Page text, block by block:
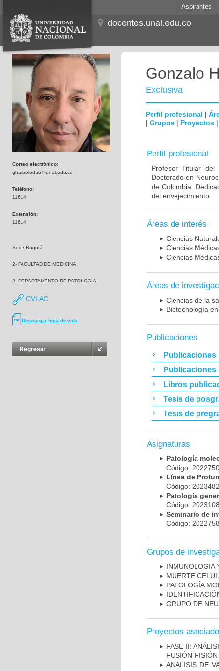
Aspirantes
docentes.unal.edu.co
Correo electrónico:
gharboledab@unal.edu.co
Teléfono:
11614
Extensión:
11614
Sede Bogotá
2- FACULTAD DE MEDICINA
2- DEPARTAMENTO DE PATOLOGÍA
CVLAC
Descargar hoja de vida
Regresar
Gonzalo
Exclusiva
Perfil profesional |
| Grupos | Proyectos
Perfil profesional
Profesor Titular
Doctorado en
de Colombia.
del envejecimiento.
Áreas de interés
Ciencias
Ciencias
Ciencias
Áreas de
Ciencias de la
Biotecnología
Publicaciones
Publicaciones
Publicaciones
Libros
Tesis de
Tesis de
Asignaturas
Patología
Código:
Línea de
Código:
Patología
Código:
Seminario de
Código:
Grupos de
INMUNOLOGÍA
MUERTE
PATOLOGÍA
GRUPO DE
Proyectos
FASE II:
FUSIÓN-
ANALISIS DE